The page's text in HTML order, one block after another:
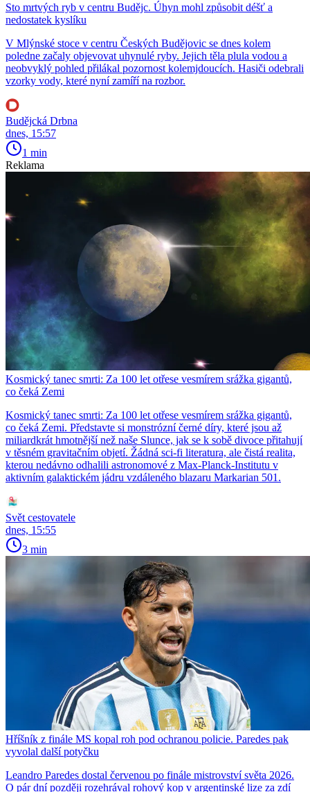
Sto mrtvých ryb v centru Budějc. Úhyn mohl způsobit déšť a
nedostatek kyslíku
V Mlýnské stoce v centru Českých Budějovic se dnes kolem
poledne začaly objevovat uhynulé ryby. Jejich těla plula vodou a
neobvyklý pohled přilákal pozornost kolemjdoucích. Hasiči odebrali
vzorky vody, které nyní zamíří na rozbor.
Budějcká Drbna
dnes, 15:57
1 min
Reklama
Kosmický tanec smrti: Za 100 let otřese vesmírem srážka gigantů,
co čeká Zemi
Kosmický tanec smrti: Za 100 let otřese vesmírem srážka gigantů,
co čeká Zemi. Představte si monstrózní černé díry, které jsou až
miliardkrát hmotnější než naše Slunce, jak se k sobě divoce přitahují
v těsném gravitačním objetí. Žádná sci-fi literatura, ale čistá realita,
kterou nedávno odhalili astronomové z Max-Planck-Institutu v
aktivním galaktickém jádru vzdáleného blazaru Markarian 501.
Svět cestovatele
dnes, 15:55
3 min
Hříšník z finále MS kopal roh pod ochranou policie. Paredes pak
vyvolal další potyčku
Leandro Paredes dostal červenou po finále mistrovství světa 2026.
O pár dní později rozehrával rohový kop v argentinské lize za zdí